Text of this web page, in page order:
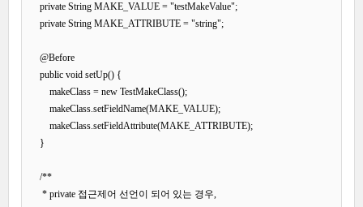
    private String MAKE_VALUE = "testMakeValue";
    private String MAKE_ATTRIBUTE = "string";
    @Before
    public void setUp() {
        makeClass = new TestMakeClass();
        makeClass.setFieldName(MAKE_VALUE);
        makeClass.setFieldAttribute(MAKE_ATTRIBUTE);
    }
    /**
     * private 접근제어 선언이 되어 있는 경우,